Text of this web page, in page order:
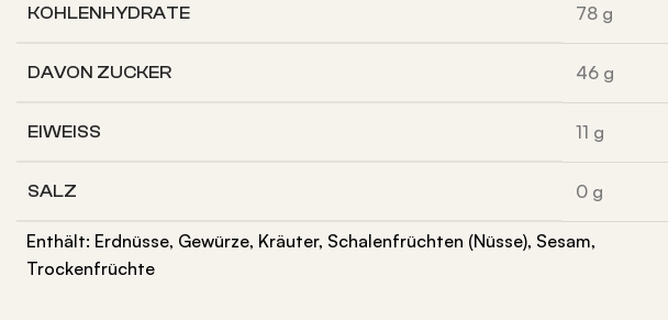
KOHLENHYDRATE 78 g
DAVON ZUCKER 46 g
EIWEISS 11 g
SALZ 0 g
Enthält: Erdnüsse, Gewürze, Kräuter, Schalenfrüchten (Nüsse), Sesam,
Trockenfrüchte